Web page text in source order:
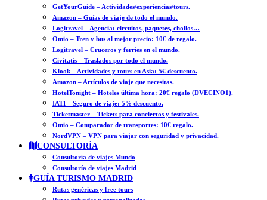
GetYourGuide – Actividades/experiencias/tours.
Amazon – Guías de viaje de todo el mundo.
Logitravel – Agencia: circuitos, paquetes, chollos…
Omio – Tren y bus al mejor precio: 10€ de regalo.
Logitravel – Cruceros y ferries en el mundo.
Civitatis – Traslados por todo el mundo.
Klook – Actividades y tours en Asia: 5€ descuento.
Amazon – Artículos de viaje que necesitas.
HotelTonight – Hoteles última hora: 20€ regalo (DVECINO1).
IATI – Seguro de viaje: 5% descuento.
Ticketmaster – Tickets para conciertos y festivales.
Omio – Comparador de transportes: 10€ regalo.
NordVPN – VPN para viajar con seguridad y privacidad.
CONSULTORÍA
Consultoría de viajes Mundo
Consultoría de viajes Madrid
GUÍA TURISMO MADRID
Rutas genéricas y free tours